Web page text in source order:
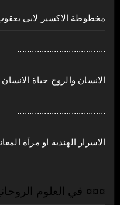
مخطوطة الاكسير لابي
....................................
الانسان والروح حياة
....................................
الاسرار الهندية او مرآة
¤¤¤ في العلوم